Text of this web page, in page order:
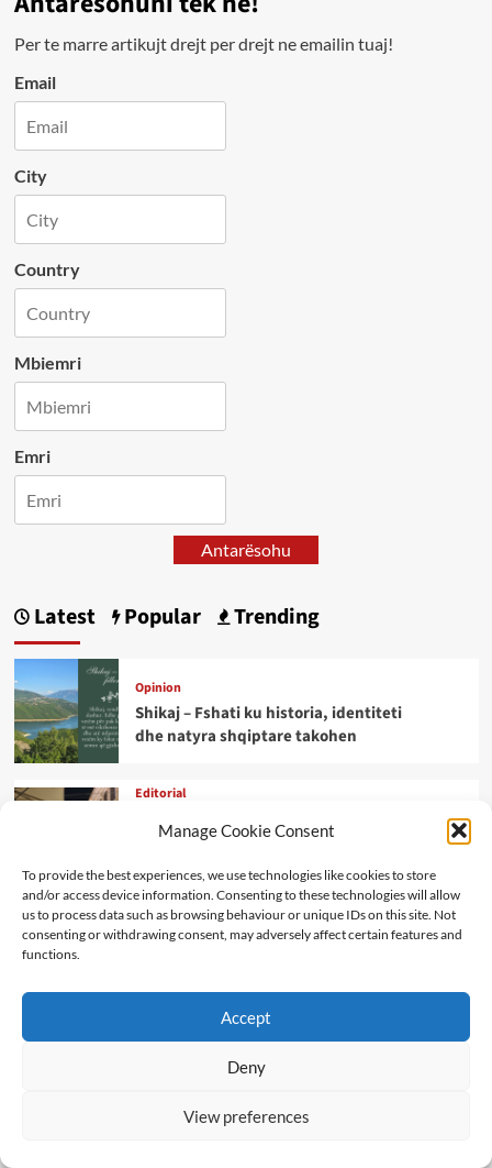
Manage Cookie Consent
To provide the best experiences, we use technologies like cookies to store
and/or access device information. Consenting to these technologies will allow
us to process data such as browsing behaviour or unique IDs on this site. Not
consenting or withdrawing consent, may adversely affect certain features and
functions.
Accept
Deny
View preferences
Per te marre artikujt drejt per drejt ne emailin tuaj!
Email
City
Country
Mbiemri
Emri
Antarësohu
Latest Popular Trending
Opinion
Shikaj – Fshati ku historia, identiteti
dhe natyra shqiptare takohen
Editorial
sovraniteti i qytetarëve,
kushtetutshmëria dhe përgjegjësia
shtetërore
Opinion
DOT PA KONFLIKTE
ZËMËRIMI I DISIDENTIT TË